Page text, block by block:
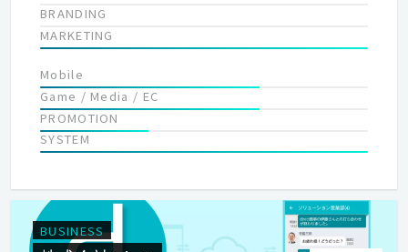
BRANDING
MARKETING
Mobile
Game / Media / EC
PROMOTION
SYSTEM
BUSINESS